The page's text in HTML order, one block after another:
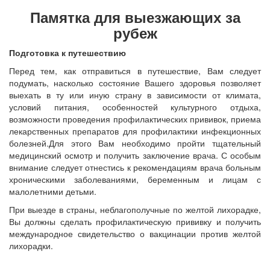
Памятка для выезжающих за
рубеж
Подготовка к путешествию
Перед тем, как отправиться в путешествие, Вам следует
подумать, насколько состояние Вашего здоровья позволяет
выехать в ту или иную страну в зависимости от климата,
условий питания, особенностей культурного отдыха,
возможности проведения профилактических прививок, приема
лекарственных препаратов для профилактики инфекционных
болезней.Для этого Вам необходимо пройти тщательный
медицинский осмотр и получить заключение врача. С особым
внимание следует отнестись к рекомендациям врача больным
хроническими заболеваниями, беременным и лицам с
малолетними детьми.
При выезде в страны, неблагополучные по желтой лихорадке,
Вы должны сделать профилактическую прививку и получить
международное свидетельство о вакцинации против желтой
лихорадки.